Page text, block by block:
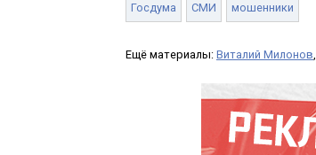
Госдума СМИ мошенники
Ещё материалы: Виталий Милонов,